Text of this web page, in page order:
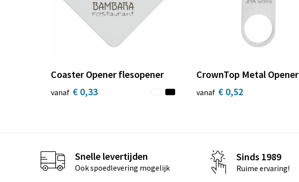
Coaster Opener flesopener
vanaf € 0,33
CrownTop Metal Opener
vanaf € 0,52
Snelle levertijden
Ook spoedlevering mogelijk
Sinds 1989
Ruime ervaring!